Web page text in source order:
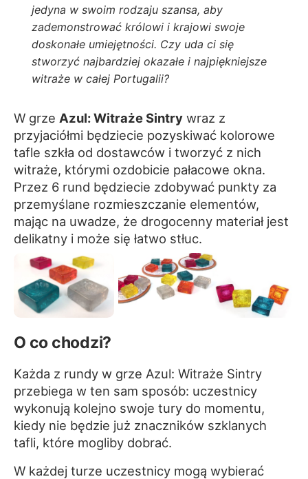
jedyna w swoim rodzaju szansa, aby
zademonstrować królowi i krajowi swoje
doskonałe umiejętności. Czy uda ci się
stworzyć najbardziej okazałe i najpiękniejsze
witraże w całej Portugalii?
W grze Azul: Witraże Sintry wraz z
przyjaciółmi będziecie pozyskiwać kolorowe
tafle szkła od dostawców i tworzyć z nich
witraże, którymi ozdobicie pałacowe okna.
Przez 6 rund będziecie zdobywać punkty za
przemyślane rozmieszczanie elementów,
mając na uwadze, że drogocenny materiał jest
delikatny i może się łatwo stłuc.
O co chodzi?
Każda z rundy w grze Azul: Witraże Sintry
przebiega w ten sam sposób: uczestnicy
wykonują kolejno swoje tury do momentu,
kiedy nie będzie już znaczników szklanych
tafli, które mogliby dobrać.
W każdej turze uczestnicy mogą wybierać